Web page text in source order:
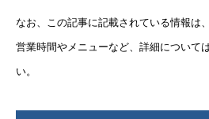
なお、この記事に記載されている情報は
営業時間やメニューなど、詳細について
い。